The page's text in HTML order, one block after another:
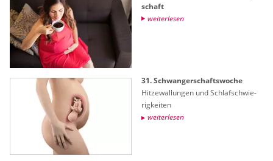
schaft
wei­ter­le­sen
31. Schwan­ger­schafts­wo­che
Hit­ze­wal­lun­gen und Schlaf­schwie­
rig­kei­ten
wei­ter­le­sen